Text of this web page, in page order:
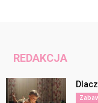
REDAKCJA